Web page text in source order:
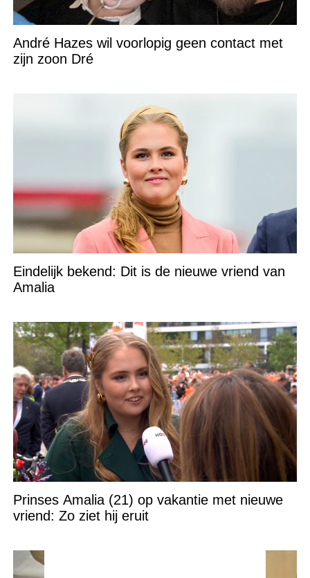
André Hazes wil voorlopig geen contact met
zijn zoon Dré
Eindelijk bekend: Dit is de nieuwe vriend van
Amalia
Prinses Amalia (21) op vakantie met nieuwe
vriend: Zo ziet hij eruit